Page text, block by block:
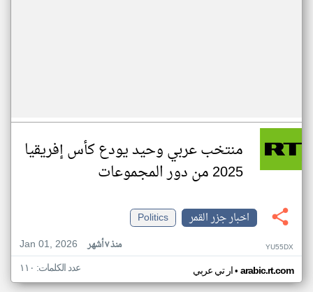
منتخب عربي وحيد يودع كأس إفريقيا
2025 من دور المجموعات
اخبار جزر القمر
Politics
Jan 01, 2026
منذ ٧ أشهر YU55DX
ار تي عربي• arabic.rt.com عدد الكلمات: ١١٠